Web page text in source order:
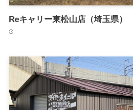
Reキャリー東松山店（埼玉県）